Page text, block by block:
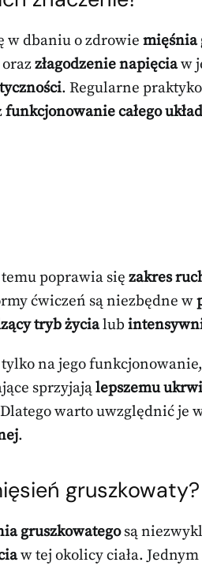
w dbaniu o zdrowie mięśnia
orazzłagodzenie napięciaw
. Regularne
funkcjonowanie całego
poprawia się zakres
ćwiczeń są niezbędne w
tryb życialub
na jego
sprzyjająlepszemu
warto uwzględnić je
.
gruszkowaty?
gruszkowategosą
w tej okolicy ciała.